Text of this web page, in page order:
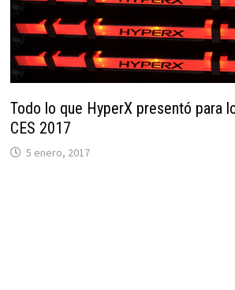
Todo lo que HyperX presentó para
CES 2017
5 enero, 2017